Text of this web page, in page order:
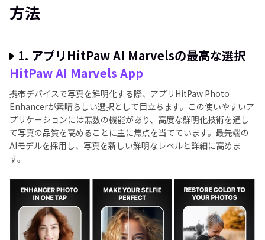
方法
1. アプリHitPaw AI Marvelsの最高な選択
HitPaw AI Marvels App
携帯デバイスで写真を鮮明化する際、アプリHitPaw Photo
Enhancеrが素晴らしい選択として目立ちます。この使いやすいア
プリケーションには無数の機能があり、高度な鮮明化技術を通し
て写真の品質を高めることに主に焦点を当てています。最先端の
AIモデルを採用し、写真を新しい鮮明なレベルと詳細に高めま
す。